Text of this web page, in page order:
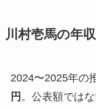
川村壱馬の年
2024〜2025年の
円 。公表額では